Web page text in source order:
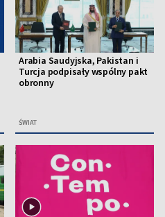
Arabia Saudyjska, Pakistan i
Turcja podpisały wspólny pakt
obronny
ŚWIAT